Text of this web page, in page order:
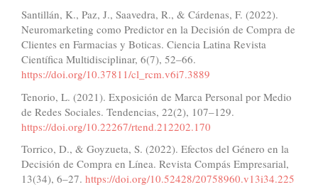
Santillán, K., Paz, J., Saavedra, R., & Cárdenas, F. (2022).
Neuromarketing como Predictor en la Decisión de Compra de
Clientes en Farmacias y Boticas. Ciencia Latina Revista
Científica Multidisciplinar, 6(7), 52–66.
https://doi.org/10.37811/cl_rcm.v6i7.3889
Tenorio, L. (2021). Exposición de Marca Personal por Medio
de Redes Sociales. Tendencias, 22(2), 107–129.
https://doi.org/10.22267/rtend.212202.170
Torrico, D., & Goyzueta, S. (2022). Efectos del Género en la
Decisión de Compra en Línea. Revista Compás Empresarial,
13(34), 6–27. https://doi.org/10.52428/20758960.v13i34.225